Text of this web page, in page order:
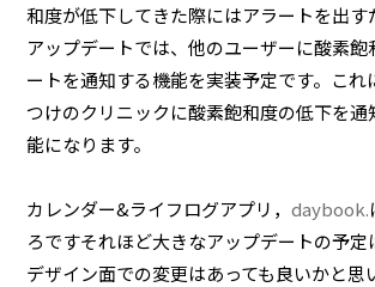
和度が低下してきた際にはアラートを出す
アップデートでは、他のユーザーに酸素飽
ートを通知する機能を実装予定です。これ
つけのクリニックに酸素飽和度の低下を通
能になります。
カレンダー&ライフログアプリ，daybook.
ろですそれほど大きなアップデートの予定
デザイン面での変更はあっても良いかと思